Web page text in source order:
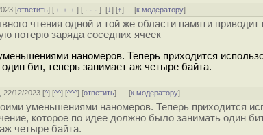
[ответить] [ ﹢﹢﹢] [ · · ·][↓] [↑] [к модератору]
чтения одной и той же области памяти
потерю заряда соседних ячеек
наномеров. Теперь приходится
бит, теперь занимает аж четыре байта.
22/12/2023 [^] [^^] [^^^] [ответить] [к модератору]
уменьшениями наномеров. Теперь приходится
которое по идее должно было занимать один
четыре байта.